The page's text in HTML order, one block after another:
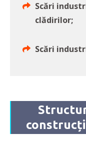
Scări
clădirilor;
Scări